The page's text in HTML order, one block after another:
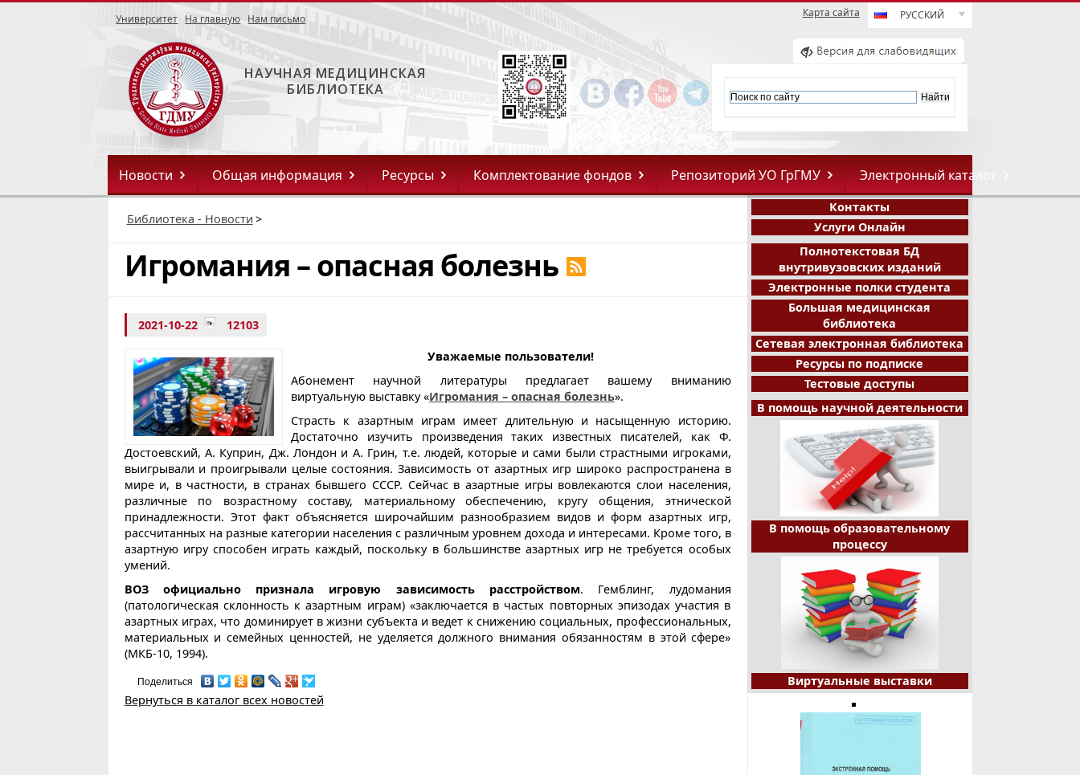
Карта сайта РУССКИЙ
Университет На главную Нам письмо
НАУЧНАЯ МЕДИЦИНСКАЯ
БИБЛИОТЕКА
Новости Общая информация Ресурсы Комплектование фондов Репозиторий УО ГрГМУ Электронный каталог
Библиотека - Новости >
Игромания – опасная болезнь
2021-10-22 12103
Уважаемые пользователи!
Абонемент научной литературы предлагает вашему вниманию
виртуальную выставку «Игромания – опасная болезнь».
Страсть к азартным играм имеет длительную и насыщенную историю.
Достаточно изучить произведения таких известных писателей, как Ф.
Достоевский, А. Куприн, Дж. Лондон и А. Грин, т.е. людей, которые и сами были страстными игроками,
выигрывали и проигрывали целые состояния. Зависимость от азартных игр широко распространена в
мире и, в частности, в странах бывшего СССР. Сейчас в азартные игры вовлекаются слои населения,
различные по возрастному составу, материальному обеспечению, кругу общения, этнической
принадлежности. Этот факт объясняется широчайшим разнообразием видов и форм азартных игр,
рассчитанных на разные категории населения с различным уровнем дохода и интересами. Кроме того, в
азартную игру способен играть каждый, поскольку в большинстве азартных игр не требуется особых
умений.
ВОЗ официально признала игровую зависимость расстройством. Гемблинг, лудомания
(патологическая склонность к азартным играм) «заключается в частых повторных эпизодах участия в
азартных играх, что доминирует в жизни субъекта и ведет к снижению социальных, профессиональных,
материальных и семейных ценностей, не уделяется должного внимания обязанностям в этой сфере»
(МКБ-10, 1994).
Поделиться
Вернуться в каталог всех новостей
Контакты
Услуги Онлайн
Полнотекстовая БД
внутривузовских изданий
Электронные полки студента
Большая медицинская
библиотека
Сетевая электронная библиотека
Ресурсы по подписке
Тестовые доступы
В помощь научной деятельности
В помощь образовательному
процессу
Виртуальные выставки